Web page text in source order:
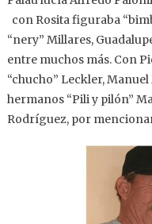
con Rosita figuraba
“nery” Millares,
entre muchos más. Con
“chucho” Leckler,
hermanos “Pili y pilón”
Rodríguez, por